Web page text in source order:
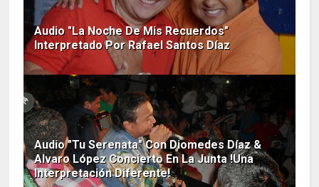
Audio "La Noche De Mis Recuerdos"
Interpretado Por Rafael Santos Díaz
Audio "Tu Serenata" Con Diomedes Díaz &
Alvaro López Concierto En La Junta !Una
Interpretación Diferente!